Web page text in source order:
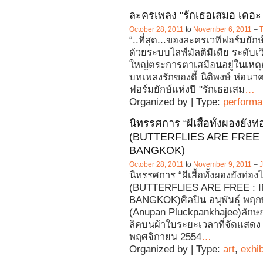
ละครเพลง "รักเธอเสมอ เดอ
October 28, 2011 to November 6, 2011 –
“..ที่สุด...ของละครเวทีฟอร์มยั
ด้วยระบบไลฟ์มัลติมีเดีย ระดับเ
ใหญ่ตระการตาเสมือนอยู่ในเห
บทเพลงรักของดี้ นิติพงษ์ ห่อนา
ฟอร์มยักษ์แห่งปี "รักเธอเสม…
Organized by | Type:
นิทรรศการ “ผีเสื้อทั้งผองยังท่
(BUTTERFLIES ARE FREE
BANGKOK)
October 28, 2011 to November 9, 2011 –
นิทรรศการ “ผีเสื้อทั้งผองยังท่อง
(BUTTERFLIES ARE FREE :
BANGKOK)ศิลปิน อนุพันธุ์ พฤ
(Anupan Pluckpankhajee)ลัก
ลิคบนผ้าใบระยะเวลาที่จัดแสด
พฤศจิกายน 2554…
Organized by | Type: art,